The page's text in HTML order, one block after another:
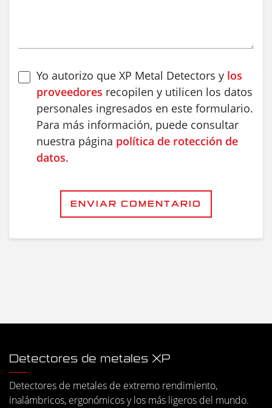
Yo autorizo que XP Metal Detectors y los
proveedores recopilen y utilicen los datos
personales ingresados en este formulario.
Para más información, puede consultar
nuestra página política de rotección de
datos.
ENVIAR COMENTARIO
Detectores de metales XP
Detectores de metales de extremo rendimiento,
inalámbricos, ergonómicos y los más ligeros del mundo.